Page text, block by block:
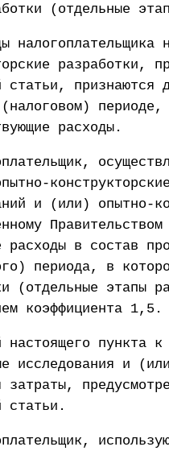
(отдельные
разработки,
статьи, признаются
расходы.
и (или) опытно-
расходы в состав
периода, в
(отдельные этапы
коэффициента 1,5.
настоящего пункта к
исследования и
затраты,
статьи.